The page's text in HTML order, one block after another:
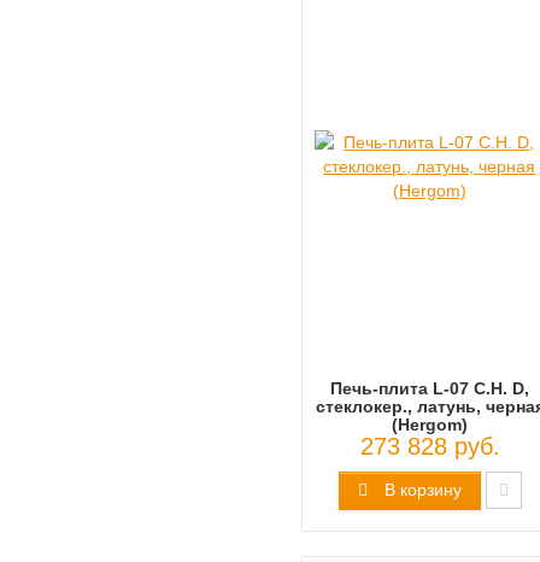
Печь-плита L-07 С.Н. D,
стеклокер., латунь,
(Hergom)
273 828 руб.
В корзину